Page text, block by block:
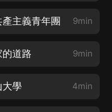
主義青年團 9min
道路 9min
學 4min